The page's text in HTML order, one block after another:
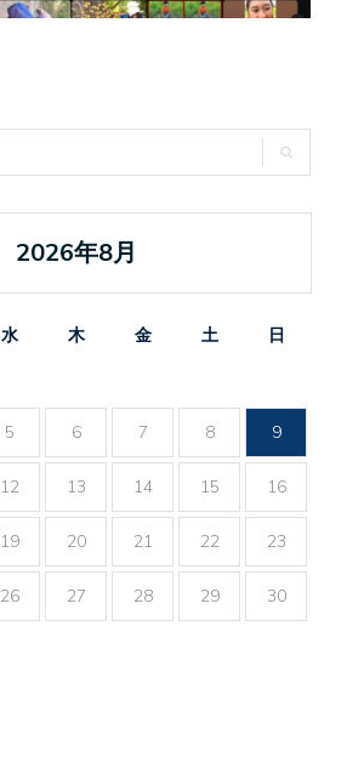
2026年8月
水 木 金 土
日
5 6 7 8 9
12 13 14 15 16
19 20 21 22 23
26 27 28 29 30